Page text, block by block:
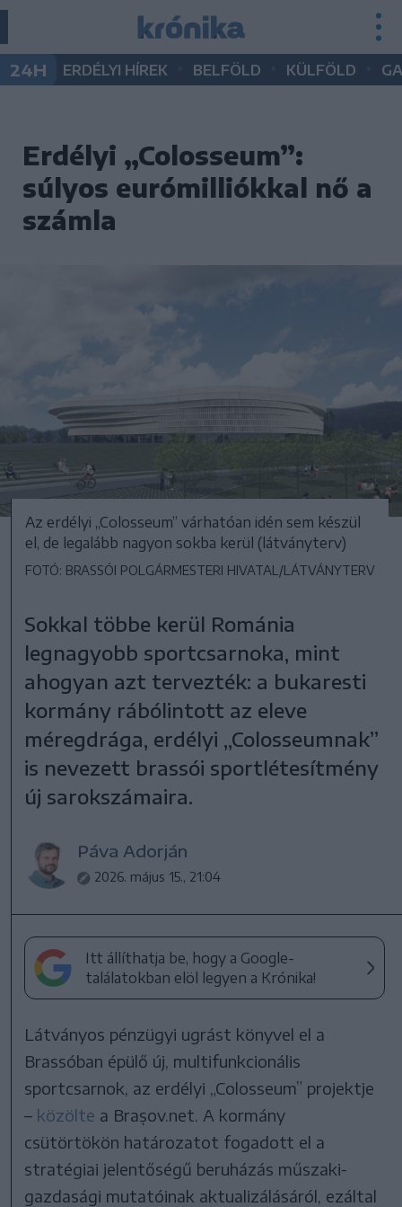
24H ERDÉLYI HÍREK BELFÖLD KÜLFÖLD
Erdélyi „Colosseum”:
súlyos eurómilliókkal nő a
számla
Az erdélyi „Colosseum” várhatóan idén sem készül
el, de legalább nagyon sokba kerül (látványterv)
FOTÓ: BRASSÓI POLGÁRMESTERI HIVATAL/LÁTVÁNYTERV
Sokkal többe kerül Románia
legnagyobb sportcsarnoka, mint
ahogyan azt tervezték: a bukaresti
kormány rábólintott az eleve
méregdrága, erdélyi „Colosseumnak”
is nevezett brassói sportlétesítmény
új sarokszámaira.
Páva Adorján
2026. május 15., 21:04
Itt állíthatja be, hogy a Google-
találatokban elöl legyen a Krónika!
Látványos pénzügyi ugrást könyvel el a
Brassóban épülő új, multifunkcionális
sportcsarnok, az erdélyi „Colosseum” projektje
– közölte a Brașov.net. A kormány
csütörtökön határozatot fogadott el a
stratégiai jelentőségű beruházás műszaki-
gazdasági mutatóinak aktualizálásáról, ezáltal